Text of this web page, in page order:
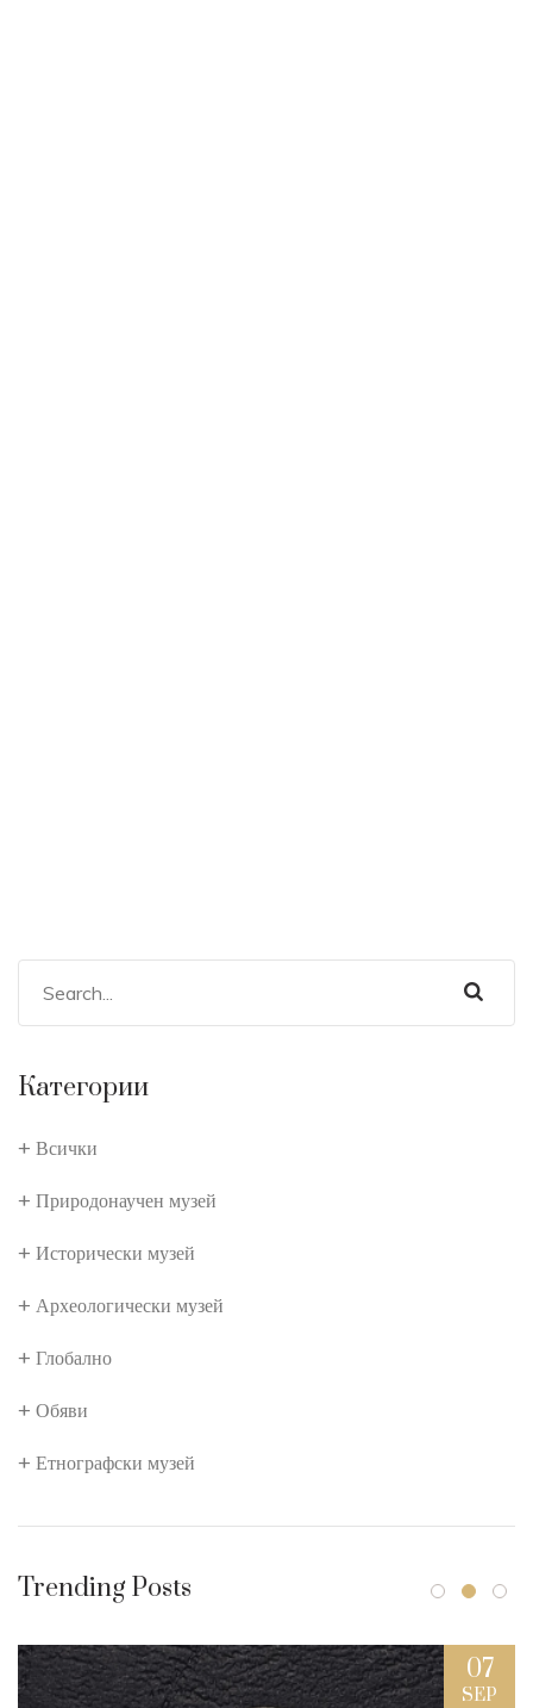
Категории
Всички
Природонаучен музей
Исторически музей
Археологически музей
Глобално
Обяви
Етнографски музей
Trending Posts
07
SEP